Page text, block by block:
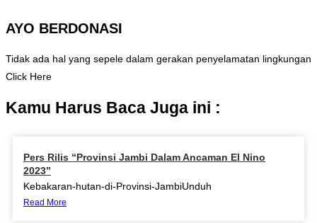
AYO BERDONASI
Tidak ada hal yang sepele dalam gerakan penyelamatan lingkungan
Click Here
Kamu Harus Baca Juga ini :
Pers Rilis “Provinsi Jambi Dalam Ancaman El Nino
2023”
Kebakaran-hutan-di-Provinsi-JambiUnduh
Read More